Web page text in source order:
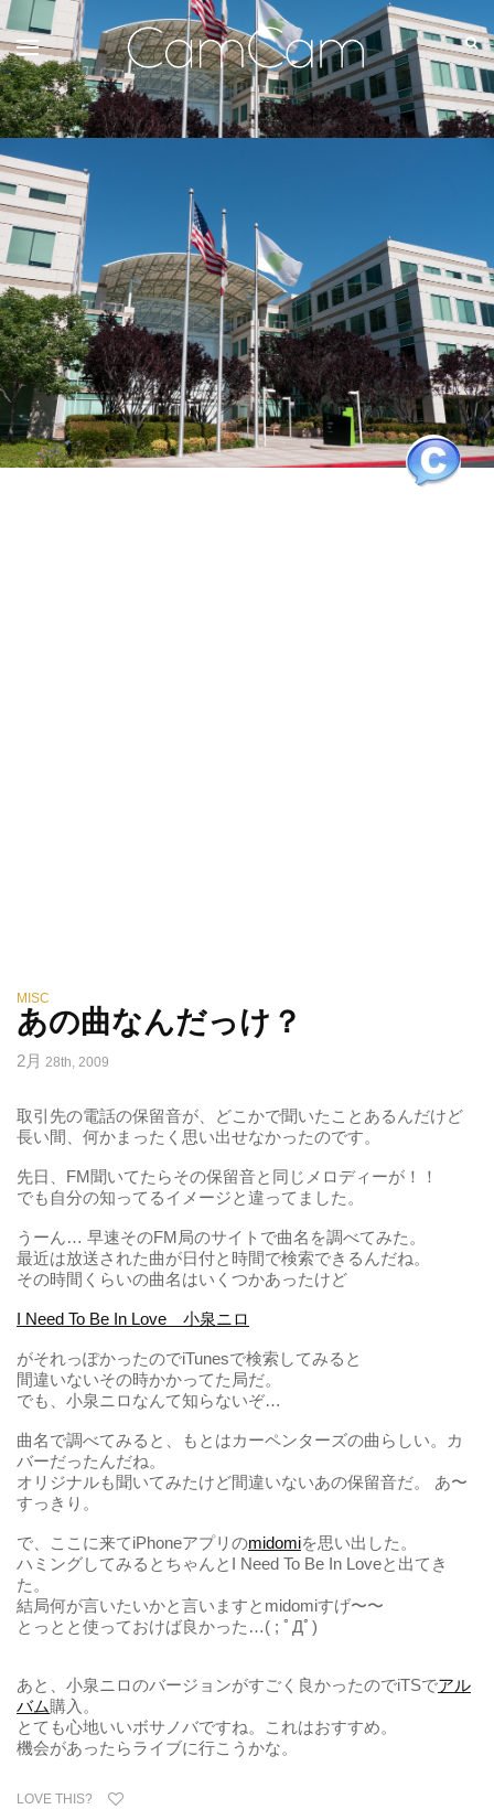
MISC
あの曲なんだっけ？
2月 28th, 2009
取引先の電話の保留音が、どこかで聞いたことあるんだけど
長い間、何かまったく思い出せなかったのです。
先日、FM聞いてたらその保留音と同じメロディーが！！
でも自分の知ってるイメージと違ってました。
うーん… 早速そのFM局のサイトで曲名を調べてみた。
最近は放送された曲が日付と時間で検索できるんだね。
その時間くらいの曲名はいくつかあったけど
I Need To Be In Love 小泉ニロ
がそれっぽかったのでiTunesで検索してみると
間違いないその時かかってた局だ。
でも、小泉ニロなんて知らないぞ…
曲名で調べてみると、もとはカーペンターズの曲らしい。カ
バーだったんだね。
オリジナルも聞いてみたけど間違いないあの保留音だ。 あ〜
すっきり。
で、ここに来てiPhoneアプリのmidomiを思い出した。
ハミングしてみるとちゃんとI Need To Be In Loveと出てき
た。
結局何が言いたいかと言いますとmidomiすげ〜〜
とっとと使っておけば良かった…( ; ﾟДﾟ)
あと、小泉ニロのバージョンがすごく良かったのでiTSでアル
バム購入。
とても心地いいボサノバですね。これはおすすめ。
機会があったらライブに行こうかな。
LOVE THIS?